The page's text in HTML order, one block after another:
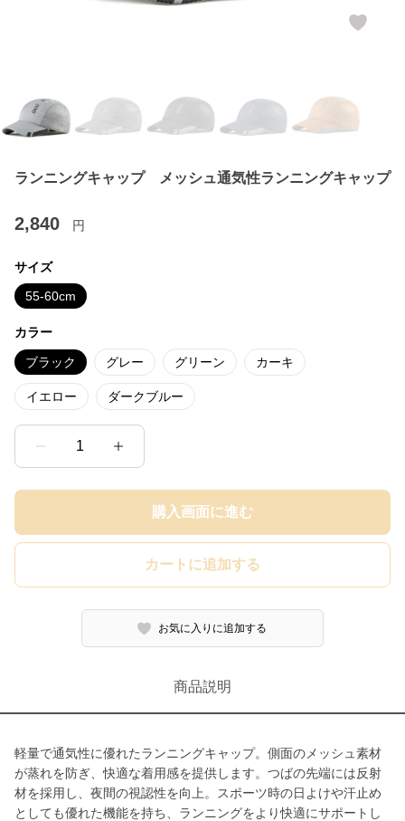
ランニングキャップ メッシュ通気性ランニングキャップ
2,840 円
サイズ
55-60cm
カラー
ブラック グレー グリーン カーキ
イエロー ダークブルー
1
購入画面に進む
カートに追加する
お気に入りに追加する
商品説明
軽量で通気性に優れたランニングキャップ。側面のメッシュ素材
が蒸れを防ぎ、快適な着用感を提供します。つばの先端には反射
材を採用し、夜間の視認性を向上。スポーツ時の日よけや汗止め
としても優れた機能を持ち、ランニングをより快適にサポートし